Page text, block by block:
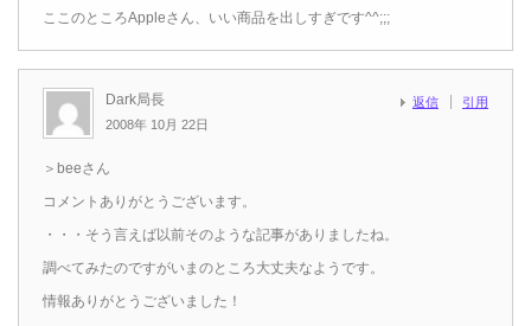
ここのところAppleさん、いい商品を出しすぎです^^;;;
Dark局長
2008年 10月 22日
返信 引用
＞beeさん
コメントありがとうございます。
・・・そう言えば以前そのような記事がありましたね。
調べてみたのですがいまのところ大丈夫なようです。
情報ありがとうございました！